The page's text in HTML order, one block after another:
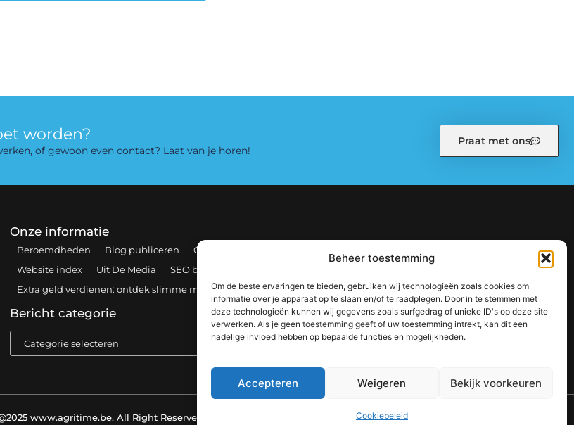
Beheer toestemming
Om de beste ervaringen te bieden, gebruiken wij technologieën zoals cookies om
informatie over je apparaat op te slaan en/of te raadplegen. Door in te stemmen met
deze technologieën kunnen wij gegevens zoals surfgedrag of unieke ID's op deze site
verwerken. Als je geen toestemming geeft of uw toestemming intrekt, kan dit een
nadelige invloed hebben op bepaalde functies en mogelijkheden.
Accepteren Weigeren Bekijk voorkeuren
Cookiebeleid
TOP
worden?
of gewoon even contact? Laat van je horen!
Praat met ons
Onze informatie
Beroemdheden Blog publiceren Contact
Website index
Uit De Media
SEO backlinks kopen: zo bouw je stap voor stap aan een sterke online autoriteit
Extra geld verdienen: ontdek slimme manieren om jouw inkomen te vergroten
Bericht categorie
www.agritime.be. All Right Reserved.​